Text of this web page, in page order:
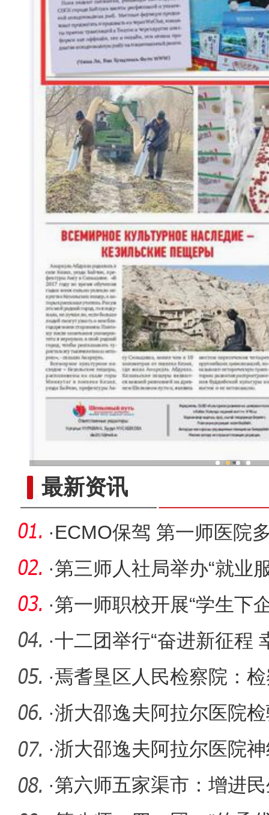
最新资讯
·ECMO保驾 第一师医院
高危复
·第三师人社局举办“就业
暨专场
·第一师职校开展“学生下
·十二团举行“奋进新征程
比赛
·焉耆垦区人民检察院：
民工，领
·浙大邵逸夫阿拉尔医院
项
·浙大邵逸夫阿拉尔医院
脑小脑角
·第六师五家渠市：增进